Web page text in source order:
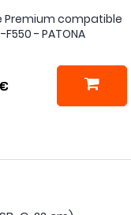
Premium compatible
F550 - PATONA